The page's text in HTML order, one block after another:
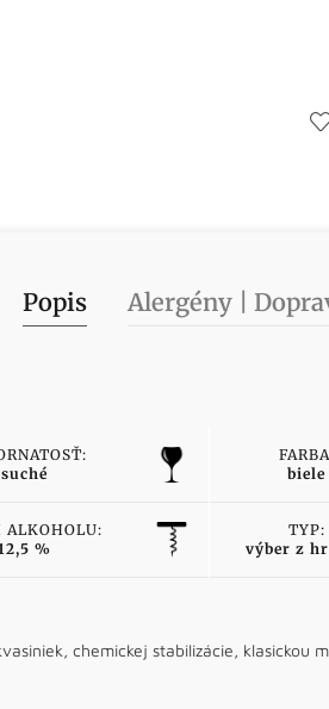
Popis Alergény |
suché
biele
ALKOHOLU:
%
TYP:
výber z
chemickej stabilizácie,